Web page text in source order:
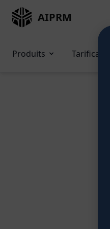
AIPRM
Produits Tarification